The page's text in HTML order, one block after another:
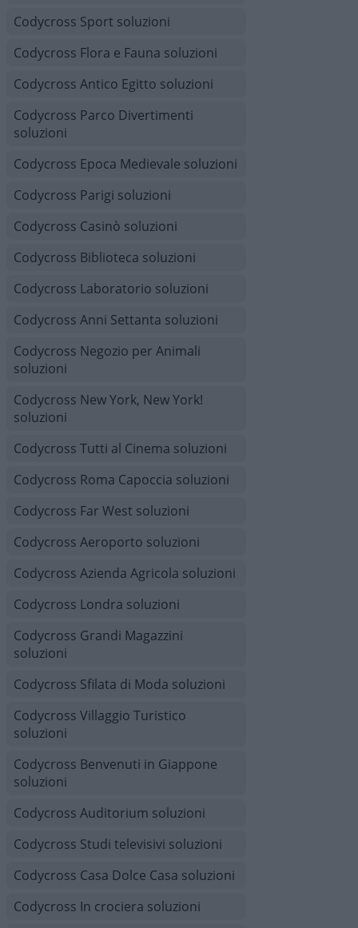
Codycross Sport soluzioni
Codycross Flora e Fauna soluzioni
Codycross Antico Egitto soluzioni
Codycross Parco Divertimenti
soluzioni
Codycross Epoca Medievale soluzioni
Codycross Parigi soluzioni
Codycross Casinò soluzioni
Codycross Biblioteca soluzioni
Codycross Laboratorio soluzioni
Codycross Anni Settanta soluzioni
Codycross Negozio per Animali
soluzioni
Codycross New York, New York!
soluzioni
Codycross Tutti al Cinema soluzioni
Codycross Roma Capoccia soluzioni
Codycross Far West soluzioni
Codycross Aeroporto soluzioni
Codycross Azienda Agricola soluzioni
Codycross Londra soluzioni
Codycross Grandi Magazzini
soluzioni
Codycross Sfilata di Moda soluzioni
Codycross Villaggio Turistico
soluzioni
Codycross Benvenuti in Giappone
soluzioni
Codycross Auditorium soluzioni
Codycross Studi televisivi soluzioni
Codycross Casa Dolce Casa soluzioni
Codycross In crociera soluzioni